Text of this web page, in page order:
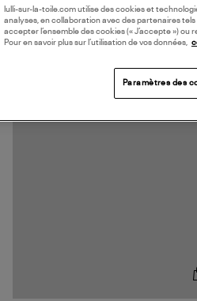
lulli-sur-la-toile.com utilise des cookies et
analyses, en collaboration avec des partenaires
accepter l’ensemble des cookies (« J’accepte »)
Pour en savoir plus sur l’utilisation de vos données,
Paramètres des